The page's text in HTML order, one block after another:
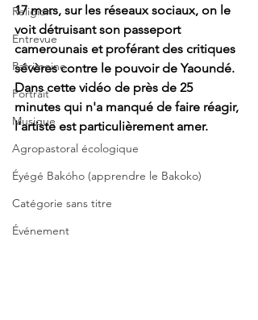
Religion
Entrevue
Patrimoine
Portrait
Musique
Agropastoral écologique
Éyégé Bakóho (apprendre le Bakoko)
Catégorie sans titre
Événement
17 mars, sur les réseaux sociaux, on le
voit détruisant son passeport
camerounais et proférant des critiques
sévères contre le pouvoir de Yaoundé.
Dans cette vidéo de près de 25
minutes qui n'a manqué de faire réagir,
l’artiste est particulièrement amer.